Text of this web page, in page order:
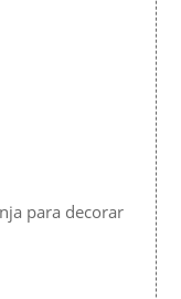
para decorar